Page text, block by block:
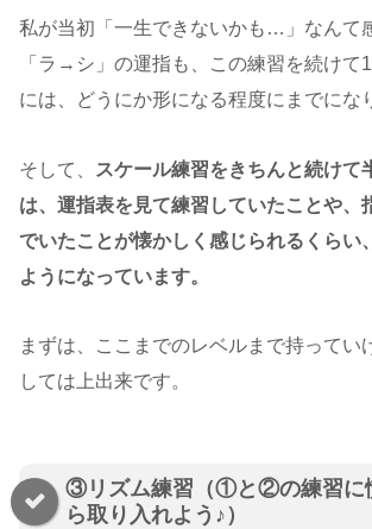
私が当初「一生できないかも…」なんて
「ラ→シ」の運指も、この練習を続けて
には、どうにか形になる程度にまでにな
そして、
スケール練習をきちんと続けて
は、運指表を見て練習していたことや、
でいたことが懐かしく感じられるくらい
ようになっています。
まずは、ここまでのレベルまで持ってい
しては上出来です。
③リズム練習（①と②の練習に
ら取り入れよう♪）